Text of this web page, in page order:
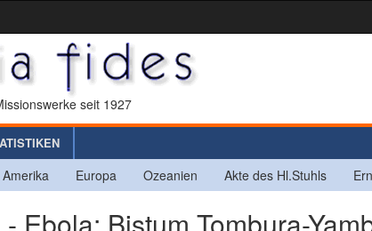
seit 1927
Amerika Europa Ozeanien Akte des Hl.Stuhls
Ebola: Bistum Tombura-